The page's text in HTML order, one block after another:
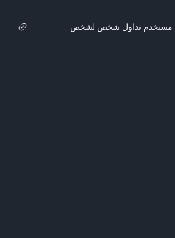
مستخدم تداول شخص لشخص